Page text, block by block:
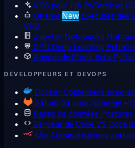
VPS pour l'IA PyTorch et
Ollama New Exécutez des
VPS
Jupyter Notebooks
GPU Deep Learning
AnacondaStack data
DÉVELOPPEURS ET DEVOPS
Docker Conteneurs avec
GitLab Git auto-hébergé +
Bases de données
Serveur de CodeVS Code
n8n Automatisations